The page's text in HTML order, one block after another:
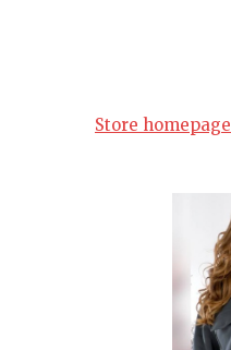
Store homepage